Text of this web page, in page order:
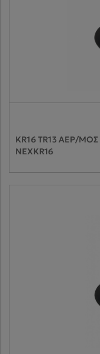
KR16 TR13 ΑΕΡ/ΜΟΣ
NEXKR16